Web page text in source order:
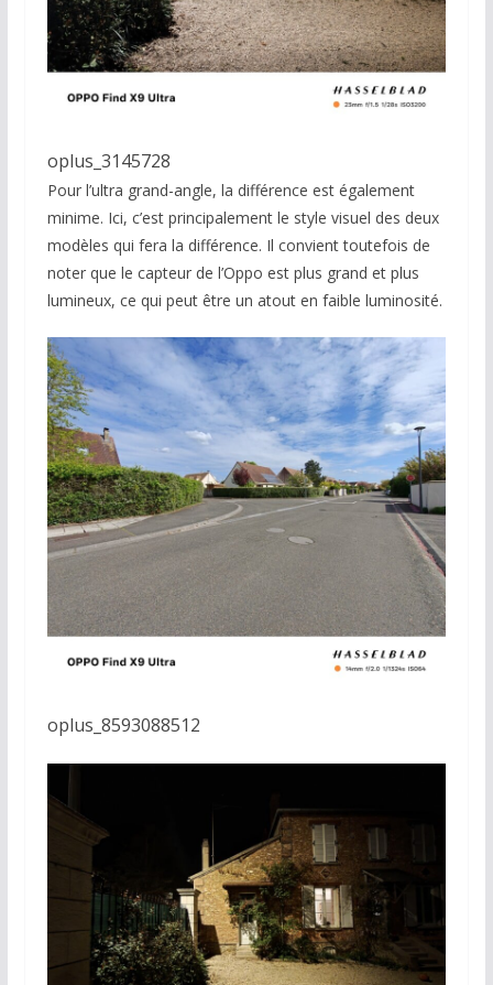
oplus_3145728
Pour l’ultra grand-angle, la différence est également
minime. Ici, c’est principalement le style visuel des deux
modèles qui fera la différence. Il convient toutefois de
noter que le capteur de l’Oppo est plus grand et plus
lumineux, ce qui peut être un atout en faible luminosité.
oplus_8593088512